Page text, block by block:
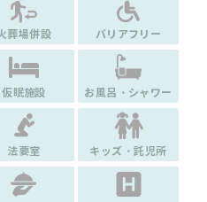
葬場併設 バリアフリー
仮眠施設 お風呂・シャワー
法要室 キッズ・託児所